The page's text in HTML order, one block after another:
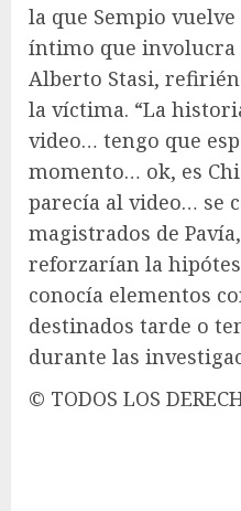
la que Sempio
íntimo que involucra
Alberto Stasi,
la víctima. “La
video… tengo que
momento… ok, es
parecía al video… se
magistrados de
reforzarían la
conocía elementos
destinados tarde o
durante las
© TODOS LOS